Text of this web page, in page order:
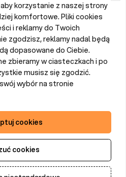
korzystanie z naszej strony
komfortowe. Pliki cookies
i reklamy do Twoich
zgodzisz, reklamy nadal będą
dopasowane do Ciebie.
zbieramy w ciasteczkach i po
musisz się zgodzić.
wybór na stronie
cookies
cookies